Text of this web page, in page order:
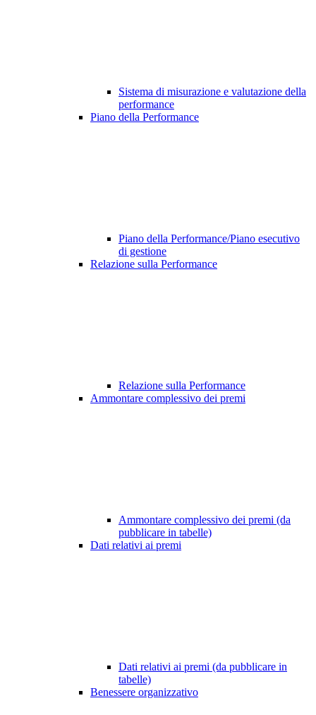
Sistema di misurazione e valutazione della
performance
Piano della Performance
Piano della Performance/Piano esecutivo
di gestione
Relazione sulla Performance
Relazione sulla Performance
Ammontare complessivo dei premi
Ammontare complessivo dei premi (da
pubblicare in tabelle)
Dati relativi ai premi
Dati relativi ai premi (da pubblicare in
tabelle)
Benessere organizzativo